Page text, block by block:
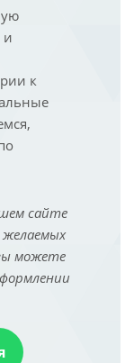
и
к
сайте
желаемых
можете